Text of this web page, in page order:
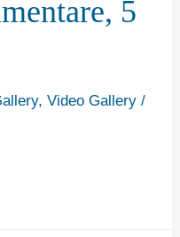
5
, Video Gallery/